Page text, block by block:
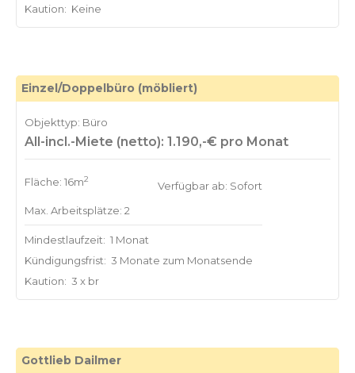
Kaution: Keine
Einzel/Doppelbüro (möbliert)
Objekttyp: Büro
All-incl.-Miete (netto): 1.190,-€ pro Monat
Fläche: 16m2
Max. Arbeitsplätze: 2
Verfügbar ab: Sofort
Mindestlaufzeit: 1 Monat
Kündigungsfrist: 3 Monate zum Monatsende
Kaution: 3 x br
Gottlieb Dailmer